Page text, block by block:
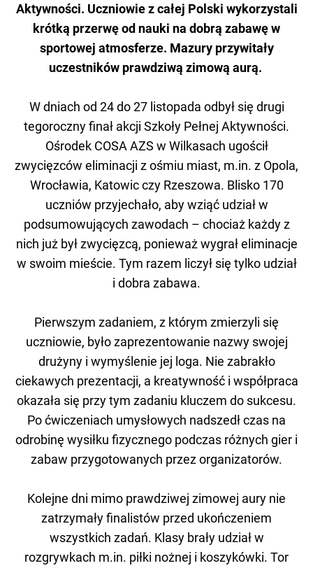
Aktywności. Uczniowie z całej Polski wykorzystali
krótką przerwę od nauki na dobrą zabawę w
sportowej atmosferze. Mazury przywitały
uczestników prawdziwą zimową aurą.
W dniach od 24 do 27 listopada odbył się drugi
tegoroczny finał akcji Szkoły Pełnej Aktywności.
Ośrodek COSA AZS w Wilkasach ugościł
zwycięzców eliminacji z ośmiu miast, m.in. z Opola,
Wrocławia, Katowic czy Rzeszowa. Blisko 170
uczniów przyjechało, aby wziąć udział w
podsumowujących zawodach – chociaż każdy z
nich już był zwycięzcą, ponieważ wygrał eliminacje
w swoim mieście. Tym razem liczył się tylko udział
i dobra zabawa.
Pierwszym zadaniem, z którym zmierzyli się
uczniowie, było zaprezentowanie nazwy swojej
drużyny i wymyślenie jej loga. Nie zabrakło
ciekawych prezentacji, a kreatywność i współpraca
okazała się przy tym zadaniu kluczem do sukcesu.
Po ćwiczeniach umysłowych nadszedł czas na
odrobinę wysiłku fizycznego podczas różnych gier i
zabaw przygotowanych przez organizatorów.
Kolejne dni mimo prawdziwej zimowej aury nie
zatrzymały finalistów przed ukończeniem
wszystkich zadań. Klasy brały udział w
rozgrywkach m.in. piłki nożnej i koszykówki. Tor